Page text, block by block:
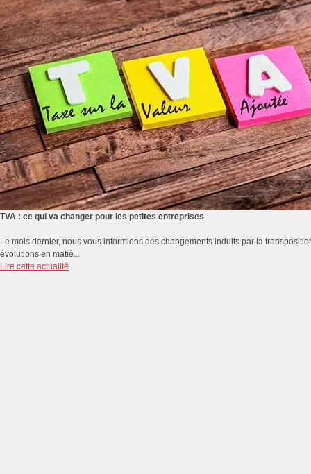
TVA : ce qui va changer pour les petites entreprises
Le mois dernier, nous vous informions des changements induits par la
évolutions en matiè...
Lire cette actualité